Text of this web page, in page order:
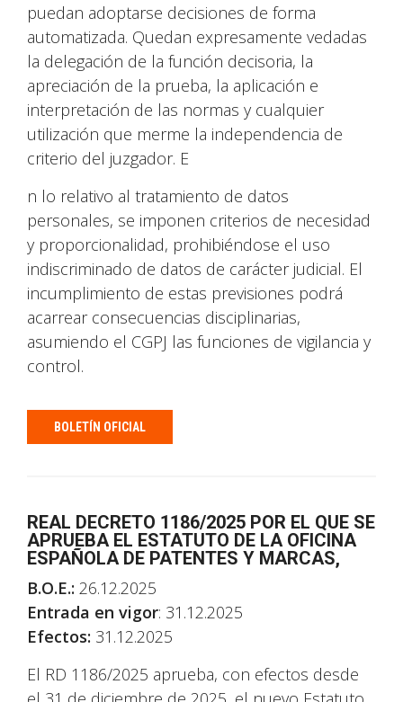
puedan adoptarse decisiones de forma
automatizada. Quedan expresamente vedadas
la delegación de la función decisoria, la
apreciación de la prueba, la aplicación e
interpretación de las normas y cualquier
utilización que merme la independencia de
criterio del juzgador. E
n lo relativo al tratamiento de datos
personales, se imponen criterios de necesidad
y proporcionalidad, prohibiéndose el uso
indiscriminado de datos de carácter judicial. El
incumplimiento de estas previsiones podrá
acarrear consecuencias disciplinarias,
asumiendo el CGPJ las funciones de vigilancia y
control.
BOLETÍN OFICIAL
REAL DECRETO 1186/2025 POR EL QUE SE
APRUEBA EL ESTATUTO DE LA OFICINA
ESPAÑOLA DE PATENTES Y MARCAS,
B.O.E.: 26.12.2025
Entrada en vigor: 31.12.2025
Efectos: 31.12.2025
El RD 1186/2025 aprueba, con efectos desde